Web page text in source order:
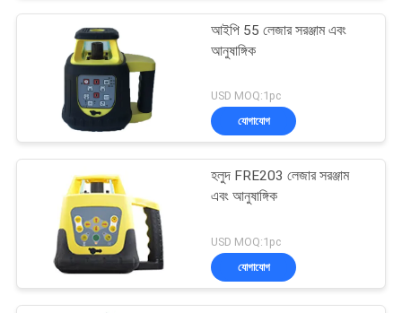
ম্যাপ
PRIVACY
POLICY
আইপি 55 লেজার সরঞ্জাম এবং
আনুষাঙ্গিক
USD MOQ:1pc
যোগাযোগ
হলুদ FRE203 লেজার সরঞ্জাম
এবং আনুষাঙ্গিক
USD MOQ:1pc
যোগাযোগ